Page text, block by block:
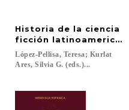
Historia de la ciencia
ficción latinoamericana
López-Pellisa, Teresa; Kurlat
Ares, Silvia G. (eds.)...